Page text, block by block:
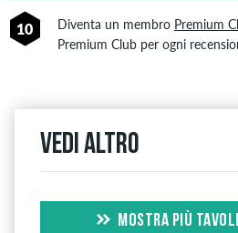
10 Diventa un membro Premium
Premium Club per ogni
Vedi altro
MOSTRA PIÙ